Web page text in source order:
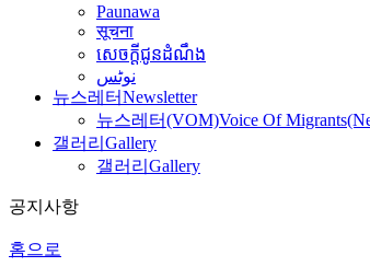
Paunawa
सूचना
សេចក្តីជូនដំណឹង
نوٹس
뉴스레터Newsletter
뉴스레터(VOM)Voice Of
갤러리 Gallery
갤러리 Gallery
공지사항
홈으로